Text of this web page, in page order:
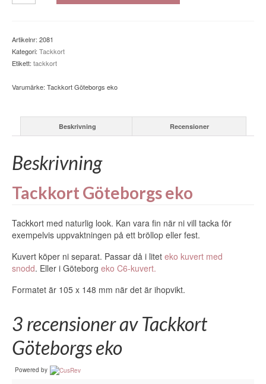
Artikelnr: 2081
Kategori: Tackkort
Etikett: tackkort
Varumärke: Tackkort Göteborgs eko
Beskrivning Recensioner
Beskrivning
Tackkort Göteborgs eko
Tackkort med naturlig look. Kan vara fin när ni vill tacka för
exempelvis uppvaktningen på ett bröllop eller fest.
Kuvert köper ni separat. Passar då i litet eko kuvert med
snodd. Eller i Göteborg eko C6-kuvert.
Formatet är 105 x 148 mm när det är ihopvikt.
3 recensioner avTackkort
Göteborgs eko
Powered by